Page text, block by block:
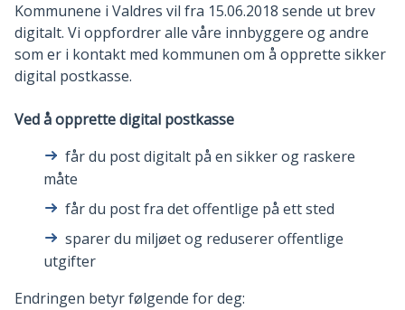
Kommunene i Valdres vil fra 15.06.2018 sende ut brev
digitalt. Vi oppfordrer alle våre innbyggere og andre
som er i kontakt med kommunen om å opprette sikker
digital postkasse.
Ved å opprette digital postkasse
får du post digitalt på en sikker og raskere
måte
får du post fra det offentlige på ett sted
sparer du miljøet og reduserer offentlige
utgifter
Endringen betyr følgende for deg: